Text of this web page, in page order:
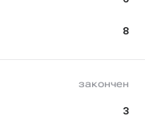
8
закончен
3